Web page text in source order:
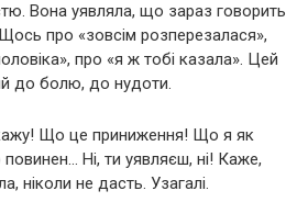
Вона уявляла, що зараз говорить
Щось про «зовсім розперезалася»,
про «я ж тобі казала». Цей
до болю, до нудоти.
Що це приниження! Що я як
повинен… Ні, ти уявляєш, ні! Каже,
ніколи не дасть. Узагалі.